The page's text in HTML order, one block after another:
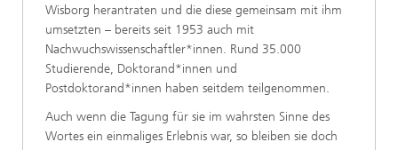
Wisborg herantraten und die diese gemeinsam mit ihm
umsetzten – bereits seit 1953 auch mit
Nachwuchswissenschaftler*innen. Rund 35.000
Studierende, Doktorand*innen und
Postdoktorand*innen haben seitdem teilgenommen.
Auch wenn die Tagung für sie im wahrsten Sinne des
Wortes ein einmaliges Erlebnis war, so bleiben sie doch